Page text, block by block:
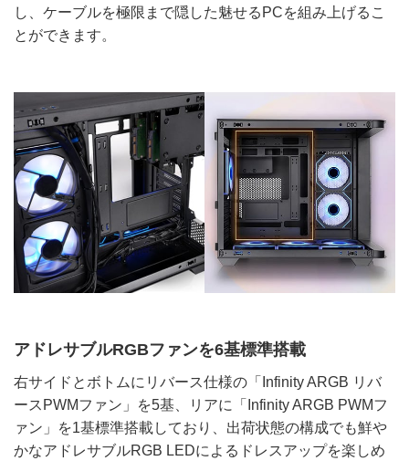
し、ケーブルを極限まで隠した魅せるPCを組み上げるこ
とができます。
アドレサブルRGBファンを6基標準搭載
右サイドとボトムにリバース仕様の「Infinity ARGB リバ
ースPWMファン」を5基、リアに「Infinity ARGB PWMフ
ァン」を1基標準搭載しており、出荷状態の構成でも鮮や
かなアドレサブルRGB LEDによるドレスアップを楽しめ